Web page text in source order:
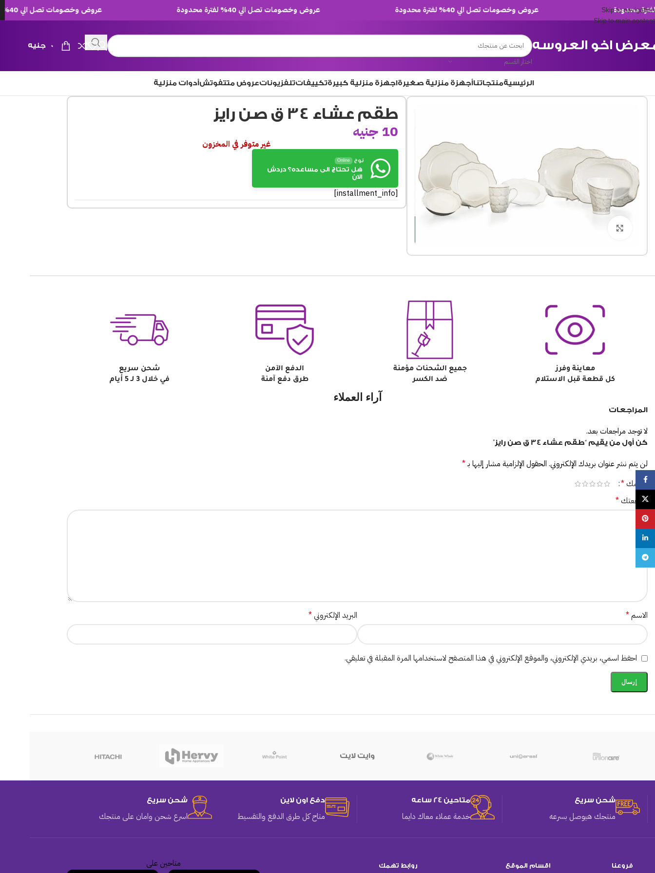
Skip to navigation
Skip to main content
عروض وخصومات تصل الي 40% لفترة محدودة عروض وخصومات تصل الي 40% لفترة محدودة عروض وخصومات تصل الي 40% لفترة محدودة
اخو العروسه
اختار القسم
0 جنيه
الرئيسيةمنتجاتناأجهزة منزلية صغيرةاجهزة منزلية كبيرةتكييفاتتلفزيوناتعروض متتفوتشأدوات منزلية
طقم عشاء 34 ق صن رايز
10جنيه
غير متوفر في المخزون
نوح Online
هل تحتاج الى مساعده؟ دردش
الان
[installment_info]
معاينة وفرز
كل قطعة قبل الاستلام
جميع الشحنات مؤمنة
ضد الكسر
الدفع الآمن
طرق دفع آمنة
شحن سريع
في خلال 3 لـ 5 أيام
آراء العملاء
المراجعات
لا توجد مراجعات بعد.
كن أول من يقيم “طقم عشاء 34 ق صن رايز”
لن يتم نشر عنوان بريدك الإلكتروني. الحقول الإلزامية مشار إليها بـ*
تقييمك*
مراجعتك*
الاسم* البريد الإلكتروني*
احفظ اسمي، بريدي الإلكتروني، والموقع الإلكتروني في هذا المتصفح لاستخدامها المرة المقبلة في تعليقي.
وايت لايت
شحن سريع
منتجك هيوصل بسرعه
متاحين 24 ساعه
خدمة عملاء معاك دايما
دفع اون لاين
متاح كل طرق الدفع والتقسيط
شحن سريع
اسرع شحن وامان على منتجك
فروعنا اقسام الموقع روابط تهمك متاحين على
Facebook
X